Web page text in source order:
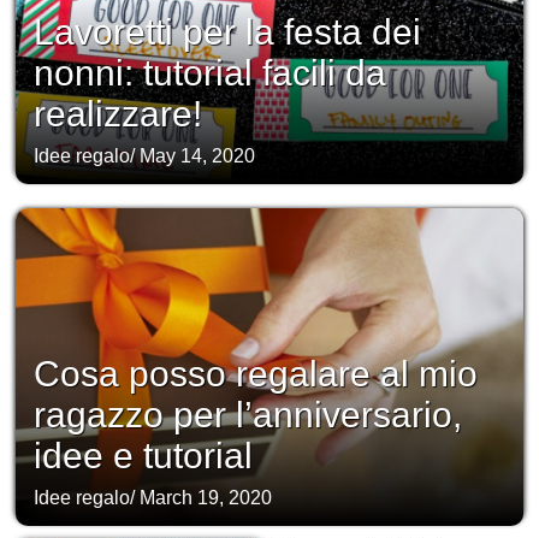
Lavoretti per la festa dei
nonni: tutorial facili da
realizzare!
Idee regalo/ May 14, 2020
Cosa posso regalare al mio
ragazzo per l’anniversario,
idee e tutorial
Idee regalo/ March 19, 2020